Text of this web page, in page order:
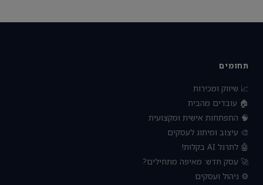
תחומים
📈 שיווק ומכירות
🏠 עובדים מהבית
🧠 התפתחות אישית ומקצועית
🎨 עיצוב ומיתוג לעסקים
🤖 לתרגל AI בקלות!
🚀 עסק חדש: מאיפה מתחילים?
⚙️ ניהול ועסקים